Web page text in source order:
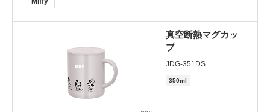
真空断熱マグカッ
プ
JDG-351DS
350ml